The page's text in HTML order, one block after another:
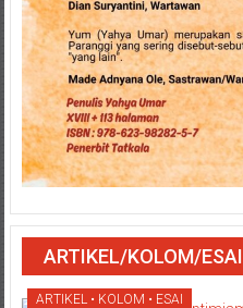
ARTIKEL/KOLOM/ESAI
ARTIKEL • KOLOM • ESAI